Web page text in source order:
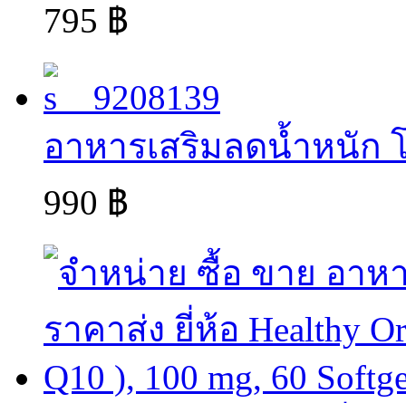
795 ฿
อาหารเสริมลดน้ำหนัก
990 ฿